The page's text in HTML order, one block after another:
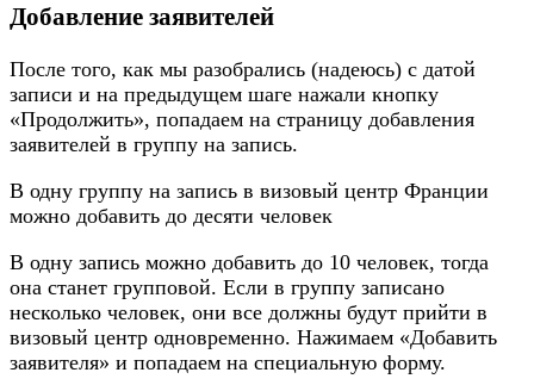
Добавление заявителей
После того, как мы разобрались (надеюсь) с датой
записи и на предыдущем шаге нажали кнопку
«Продолжить», попадаем на страницу добавления
заявителей в группу на запись.
В одну группу на запись в визовый центр Франции
можно добавить до десяти человек
В одну запись можно добавить до 10 человек, тогда
она станет групповой. Если в группу записано
несколько человек, они все должны будут прийти в
визовый центр одновременно. Нажимаем «Добавить
заявителя» и попадаем на специальную форму.